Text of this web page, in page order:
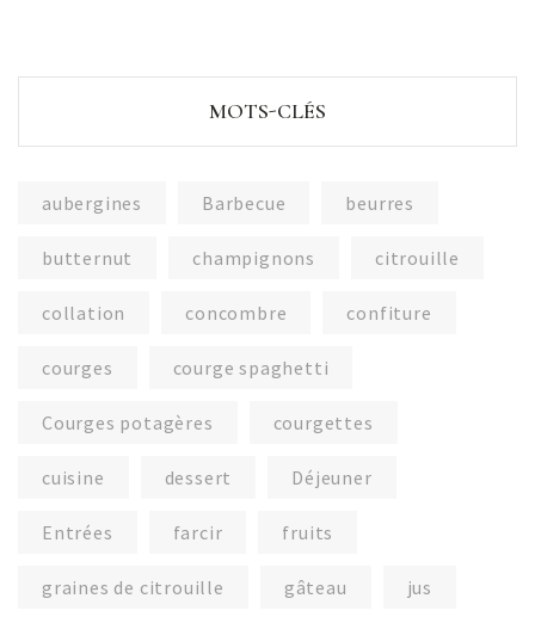
MOTS-CLÉS
aubergines Barbecue beurres
butternut champignons citrouille
collation concombre confiture
courges courge spaghetti
Courges potagères courgettes
cuisine dessert Déjeuner
Entrées farcir fruits
graines de citrouille gâteau jus